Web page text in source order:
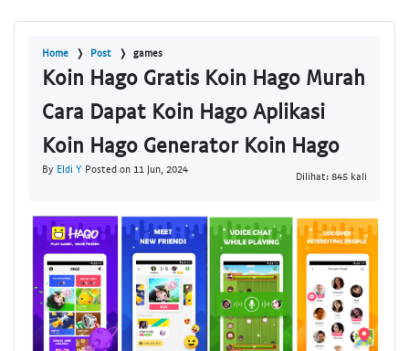
Home Post games
Koin Hago Gratis Koin Hago Murah
Cara Dapat Koin Hago Aplikasi
Koin Hago Generator Koin Hago
By Eldi Y Posted on 11 Jun, 2024
Dilihat: 845 kali